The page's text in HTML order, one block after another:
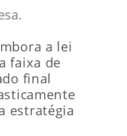
a lei
faixa de
final
estratégia